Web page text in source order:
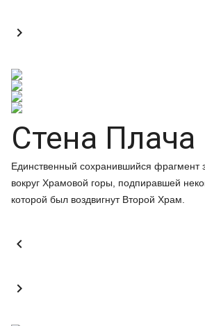

Стена Плача
Единственный сохранившийся фрагмент
вокруг Храмовой горы, подпиравшей
которой был воздвигнут Второй Храм.

